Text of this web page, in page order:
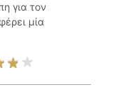
για τον
μία